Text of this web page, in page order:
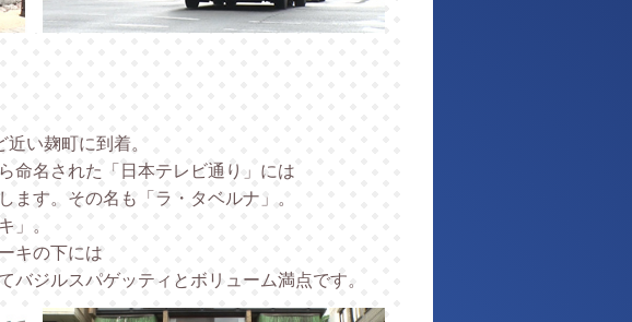
い麹町に到着。
命名された「日本テレビ通り」には
ます。その名も「ラ・タベルナ」。
」。
キの下には
バジルスパゲッティとボリューム満点です。